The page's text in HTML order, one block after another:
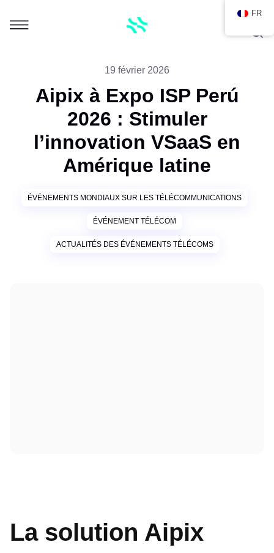
19 février 2026
Aipix à Expo ISP Perú
2026 : Stimuler
l’innovation VSaaS en
Amérique latine
ÉVÉNEMENTS MONDIAUX SUR LES TÉLÉCOMMUNICATIONS
ÉVÉNEMENT TÉLÉCOM
ACTUALITÉS DES ÉVÉNEMENTS TÉLÉCOMS
La solution Aipix
FR